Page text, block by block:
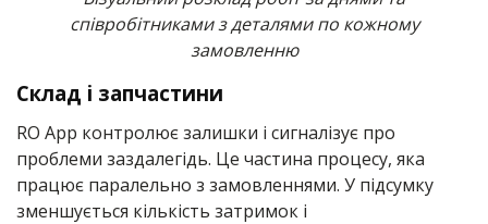
співробітниками з деталями по кожному
замовленню
Склад і запчастини
RO App контролює залишки і сигналізує про
проблеми заздалегідь. Це частина процесу, яка
працює паралельно з замовленнями. У підсумку
зменшується кількість затримок і